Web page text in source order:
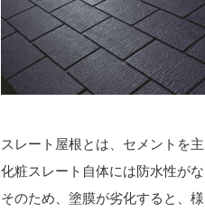
スレート屋根とは、セメントを
化粧スレート自体には防水性が
そのため、塗膜が劣化すると、